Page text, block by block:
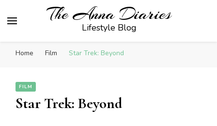
The Anna Diaries
Lifestyle Blog
Home Film Star Trek: Beyond
FILM
Star Trek: Beyond